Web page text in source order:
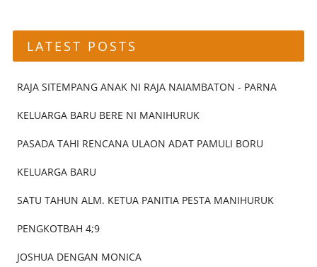
LATEST POSTS
RAJA SITEMPANG ANAK NI RAJA NAIAMBATON - PARNA
KELUARGA BARU BERE NI MANIHURUK
PASADA TAHI RENCANA ULAON ADAT PAMULI BORU
KELUARGA BARU
SATU TAHUN ALM. KETUA PANITIA PESTA MANIHURUK
PENGKOTBAH 4;9
JOSHUA DENGAN MONICA